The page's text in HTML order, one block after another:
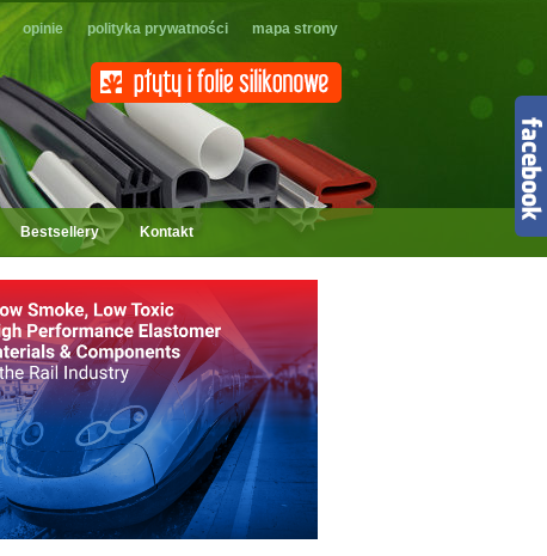
opinie polityka prywatności mapa strony
Bestsellery Kontakt